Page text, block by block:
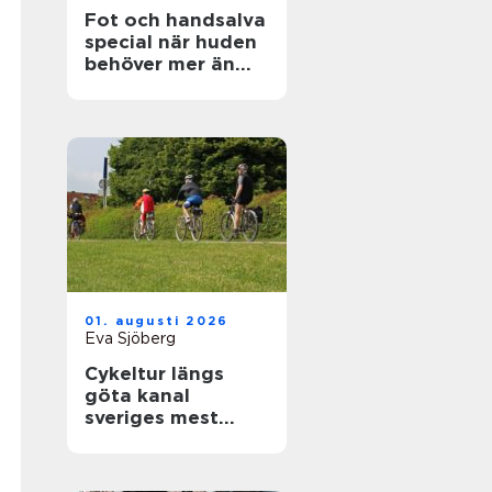
Fot och handsalva
special när huden
behöver mer än
01. augusti 2026
Eva Sjöberg
Cykeltur längs
göta kanal
sveriges mest